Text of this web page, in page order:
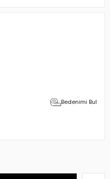
Bedenimi Bul